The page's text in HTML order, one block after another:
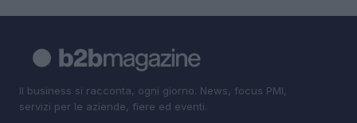
Il business si racconta, ogni giorno. News, focus PMI,
servizi per le aziende, fiere ed eventi.